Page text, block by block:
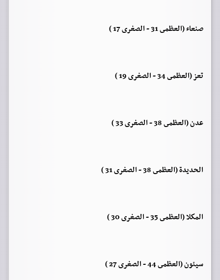
صنعاء (العظمى 31 - الصغرى 17 )
تعز (العظمى 34 - الصغرى 19 )
عدن (العظمى 38 - الصغرى 33 )
الحديدة (العظمى 38 - الصغرى 31 )
المكلا (العظمى 35 - الصغرى 30 )
سيئون (العظمى 44 - الصغرى 27 )